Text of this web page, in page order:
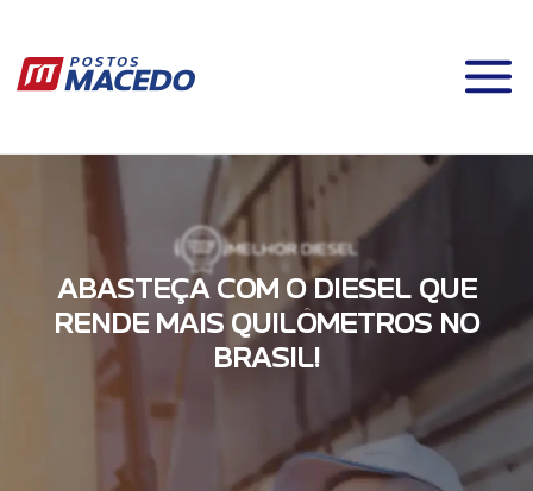
MELHOR DIESEL
ABASTEÇA COM O DI ESEL QUE
RE N DE MAI S QUI LÔMET ROS N O
BRAS L!